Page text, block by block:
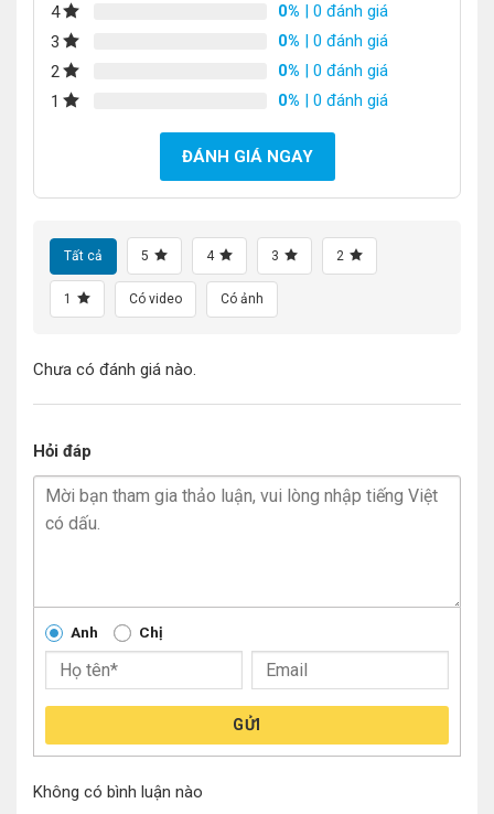
4
0% | 0 đánh giá
3
0% | 0 đánh giá
2
0% | 0 đánh giá
1
0% | 0 đánh giá
ĐÁNH GIÁ NGAY
Tất cả 5 4 3 2
1 Có video Có ảnh
Chưa có đánh giá nào.
Hỏi đáp
Anh Chị
GỬI
Không có bình luận nào